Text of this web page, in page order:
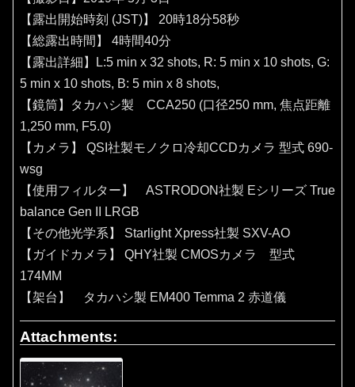
【露出開始時刻 (JST)】 20時18分58秒
【総露出時間】 4時間40分
【露出詳細】L:5 min x 32 shots, R: 5 min x 10 shots, G:
5 min x 10 shots, B: 5 min x 8 shots,
【鏡筒】タカハシ製 CCA250 (口径250 mm, 焦点距離
1,250 mm, F5.0)
【カメラ】 QSI社製モノクロ冷却CCDカメラ 型式 690-
wsg
【使用フィルター】 ASTRODON社製 Eシリーズ True
balance Gen II LRGB
【その他光学系】 Starlight Xpress社製 SXV-AO
【ガイドカメラ】 QHY社製 CMOSカメラ 型式
174MM
【架台】 タカハシ製 EM400 Temma 2 赤道儀
Attachments: